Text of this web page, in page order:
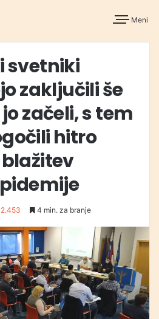
Meni
svetniki
zaključili še
začeli, s tem
hitro
2.453 4 min. za branje